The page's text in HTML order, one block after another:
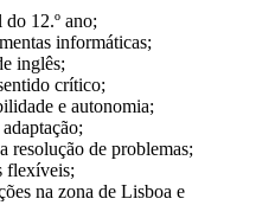
12.º ano;
informáticas;
inglês;
crítico;
e autonomia;
resolução de problemas;
flexíveis;
na zona de Lisboa e